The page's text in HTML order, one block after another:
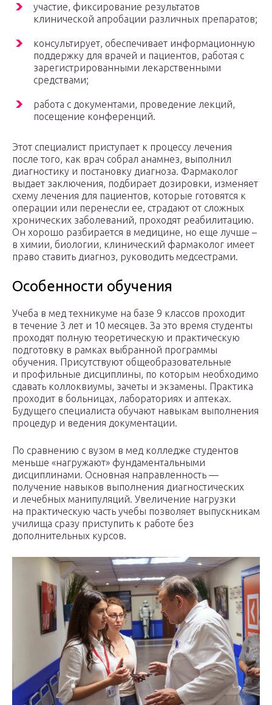
участие, фиксирование результатов
клинической апробации различных препаратов;
консультирует, обеспечивает информационную
поддержку для врачей и пациентов, работая с
зарегистрированными лекарственными
средствами;
работа с документами, проведение лекций,
посещение конференций.
Этот специалист приступает к процессу лечения
после того, как врач собрал анамнез, выполнил
диагностику и постановку диагноза. Фармаколог
выдает заключения, подбирает дозировки, изменяет
схему лечения для пациентов, которые готовятся к
операции или перенесли ее, страдают от сложных
хронических заболеваний, проходят реабилитацию.
Он хорошо разбирается в медицине, но еще лучше –
в химии, биологии, клинический фармаколог имеет
право ставить диагноз, руководить медсестрами.
Особенности обучения
Учеба в мед техникуме на базе 9 классов проходит
в течение 3 лет и 10 месяцев. За это время студенты
проходят полную теоретическую и практическую
подготовку в рамках выбранной программы
обучения. Присутствуют общеобразовательные
и профильные дисциплины, по которым необходимо
сдавать коллоквиумы, зачеты и экзамены. Практика
проходит в больницах, лабораториях и аптеках.
Будущего специалиста обучают навыкам выполнения
процедур и ведения документации.
По сравнению с вузом в мед колледже студентов
меньше «нагружают» фундаментальными
дисциплинами. Основная направленность —
получение навыков выполнения диагностических
и лечебных манипуляций. Увеличение нагрузки
на практическую часть учебы позволяет выпускникам
училища сразу приступить к работе без
дополнительных курсов.